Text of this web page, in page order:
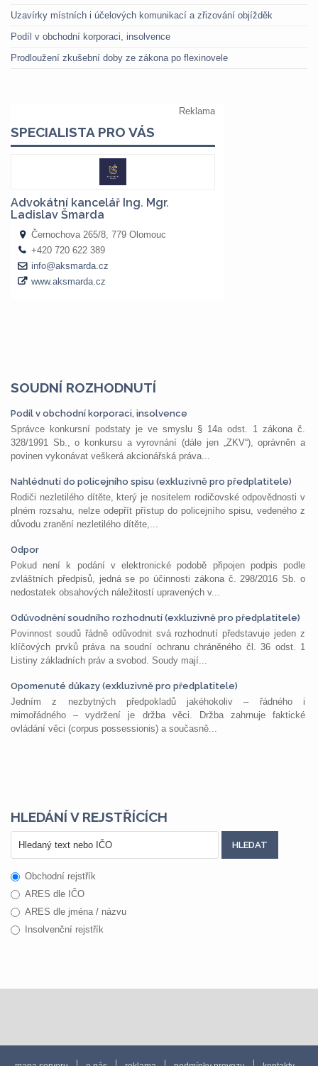
Uzavírky místních i účelových komunikací a zřizování objížděk
Podíl v obchodní korporaci, insolvence
Prodloužení zkušební doby ze zákona po flexinovele
SOUDNÍ ROZHODNUTÍ
Podíl v obchodní korporaci, insolvence
Správce konkursní podstaty je ve smyslu § 14a odst. 1 zákona č.
328/1991 Sb., o konkursu a vyrovnání (dále jen „ZKV“), oprávněn a
povinen vykonávat veškerá akcionářská práva...
Nahlédnutí do policejního spisu (exkluzivně pro předplatitele)
Rodiči nezletilého dítěte, který je nositelem rodičovské odpovědnosti v
plném rozsahu, nelze odepřít přístup do policejního spisu, vedeného z
důvodu zranění nezletilého dítěte,...
Odpor
Pokud není k podání v elektronické podobě připojen podpis podle
zvláštních předpisů, jedná se po účinnosti zákona č. 298/2016 Sb. o
nedostatek obsahových náležitostí upravených v...
Odůvodnění soudního rozhodnutí (exkluzivně pro předplatitele)
Povinnost soudů řádně odůvodnit svá rozhodnutí představuje jeden z
klíčových prvků práva na soudní ochranu chráněného čl. 36 odst. 1
Listiny základních práv a svobod. Soudy mají...
Opomenuté důkazy (exkluzivně pro předplatitele)
Jedním z nezbytných předpokladů jakéhokoliv – řádného i
mimořádného – vydržení je držba věci. Držba zahrnuje faktické
ovládání věci (corpus possessionis) a současně...
HLEDÁNÍ V REJSTŘÍCÍCH
Obchodní rejstřík
ARES dle IČO
ARES dle jména / názvu
Insolvenční rejstřík